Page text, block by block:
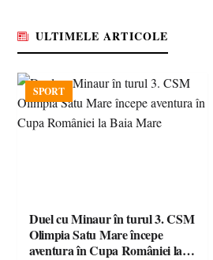
ULTIMELE ARTICOLE
SPORT
Duel cu Minaur în turul 3. CSM
Olimpia Satu Mare începe
aventura în Cupa României la